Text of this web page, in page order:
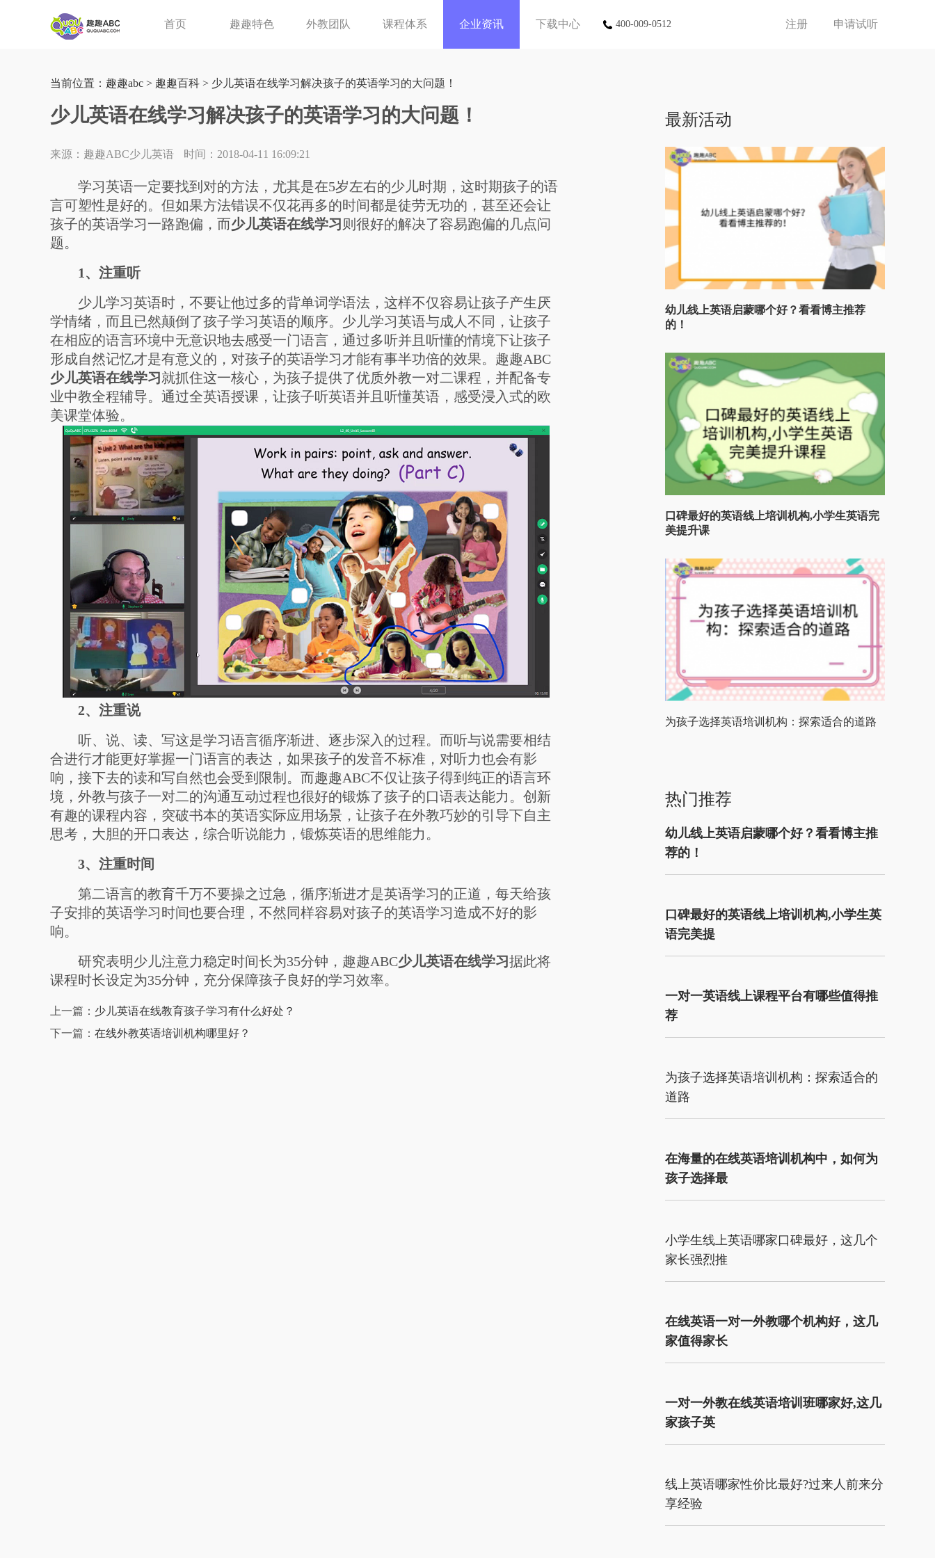
首页 趣趣特色 外教团队 课程体系 企业资讯 下载中心 400-009-0512 注册 申请试听
当前位置： 趣趣abc > 趣趣百科 > 少儿英语在线学习解决孩子的英语学习的大问题！
少儿英语在线学习解决孩子的英语学习的大问题！
来源：趣趣ABC少儿英语 时间：2018-04-11 16:09:21
学习英语一定要找到对的方法，尤其是在5岁左右的少儿时期，这时期孩子的语
言可塑性是好的。但如果方法错误不仅花再多的时间都是徒劳无功的，甚至还会让
孩子的英语学习一路跑偏，而少儿英语在线学习 则很好的解决了容易跑偏的几点问
题。
1、注重听
少儿学习英语时，不要让他过多的背单词学语法，这样不仅容易让孩子产生厌
学情绪，而且已然颠倒了孩子学习英语的顺序。少儿学习英语与成人不同，让孩子
在相应的语言环境中无意识地去感受一门语言，通过多听并且听懂的情境下让孩子
形成自然记忆才是有意义的，对孩子的英语学习才能有事半功倍的效果。趣趣ABC
少儿英语在线学习 就抓住这一核心，为孩子提供了优质外教一对二课程，并配备专
业中教全程辅导。通过全英语授课，让孩子听英语并且听懂英语，感受浸入式的欧
美课堂体验。
2、注重说
听、说、读、写这是学习语言循序渐进、逐步深入的过程。而听与说需要相结
合进行才能更好掌握一门语言的表达，如果孩子的发音不标准，对听力也会有影
响，接下去的读和写自然也会受到限制。而趣趣ABC不仅让孩子得到纯正的语言环
境，外教与孩子一对二的沟通互动过程也很好的锻炼了孩子的口语表达能力。创新
有趣的课程内容，突破书本的英语实际应用场景，让孩子在外教巧妙的引导下自主
思考，大胆的开口表达，综合听说能力，锻炼英语的思维能力。
3、注重时间
第二语言的教育千万不要操之过急，循序渐进才是英语学习的正道，每天给孩
子安排的英语学习时间也要合理，不然同样容易对孩子的英语学习造成不好的影
响。
研究表明少儿注意力稳定时间长为35分钟，趣趣ABC少儿英语在线学习据此将
课程时长设定为35分钟，充分保障孩子良好的学习效率。
上一篇： 少儿英语在线教育孩子学习有什么好处？
下一篇： 在线外教英语培训机构哪里好？
最新活动
幼儿线上英语启蒙哪个好？看看博主推荐
的！
口碑最好的英语线上培训机构,小学生英语完
美提升课
为孩子选择英语培训机构：探索适合的道路
热门推荐
幼儿线上英语启蒙哪个好？看看博主推
荐的！
口碑最好的英语线上培训机构,小学生英
语完美提
一对一英语线上课程平台有哪些值得推
荐
为孩子选择英语培训机构：探索适合的
道路
在海量的在线英语培训机构中，如何为
孩子选择最
小学生线上英语哪家口碑最好，这几个
家长强烈推
在线英语一对一外教哪个机构好，这几
家值得家长
一对一外教在线英语培训班哪家好,这几
家孩子英
线上英语哪家性价比最好?过来人前来分
享经验